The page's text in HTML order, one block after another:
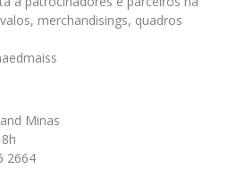
merchandisings, quadros
Minas
2664